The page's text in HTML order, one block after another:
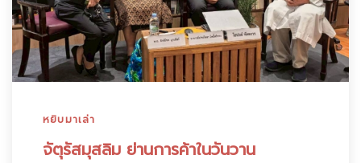
หยิบมาเล่า
จัตุรัสมุสลิม ย่านการค้าในวันวาน